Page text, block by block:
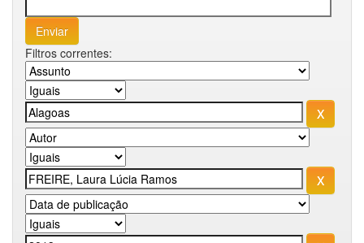
Filtros correntes: